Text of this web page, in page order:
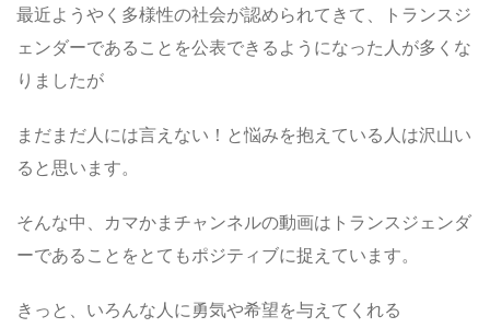
最近ようやく多様性の社会が認められてきて、トランスジ
ェンダーであることを公表できるようになった人が多くな
りましたが
まだまだ人には言えない！と悩みを抱えている人は沢山い
ると思います。
そんな中、カマかまチャンネルの動画はトランスジェンダ
ーであることをとてもポジティブに捉えています。
きっと、いろんな人に勇気や希望を与えてくれる